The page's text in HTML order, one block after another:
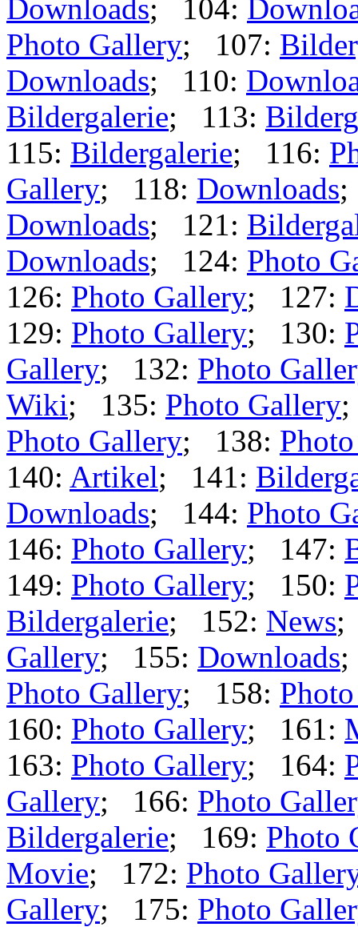
Downloads; 104:
Photo Gallery; 107:
Downloads; 110:
Bildergalerie; 113:
115: Bildergalerie; 116:
Gallery; 118: Downloads
Downloads; 121:
Downloads; 124: Photo
126: Photo Gallery; 127:
129: Photo Gallery; 130:
Gallery; 132: Photo
Wiki; 135: Photo Gallery
Photo Gallery; 138:
140: Artikel; 141:
Downloads; 144: Photo
146: Photo Gallery; 147:
149: Photo Gallery; 150:
Bildergalerie; 152: News;
Gallery; 155: Downloads
Photo Gallery; 158:
160: Photo Gallery; 161:
163: Photo Gallery; 164:
Gallery; 166: Photo
Bildergalerie; 169: Photo
Movie; 172: Photo
Gallery; 175: Photo